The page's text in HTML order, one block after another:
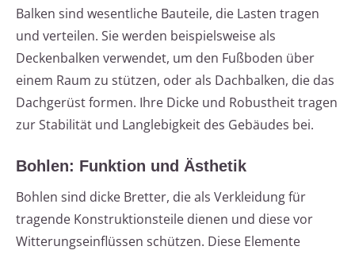
Balken sind wesentliche Bauteile, die Lasten tragen
und verteilen. Sie werden beispielsweise als
Deckenbalken verwendet, um den Fußboden über
einem Raum zu stützen, oder als Dachbalken, die das
Dachgerüst formen. Ihre Dicke und Robustheit tragen
zur Stabilität und Langlebigkeit des Gebäudes bei.
Bohlen: Funktion und Ästhetik
Bohlen sind dicke Bretter, die als Verkleidung für
tragende Konstruktionsteile dienen und diese vor
Witterungseinflüssen schützen. Diese Elemente